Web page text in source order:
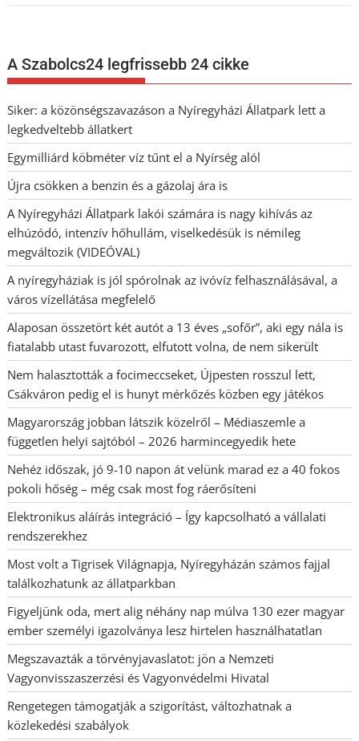
A Szabolcs24 legfrissebb 24 cikke
Siker: a közönségszavazáson a Nyíregyházi Állatpark lett a
legkedveltebb állatkert
Egymilliárd köbméter víz tűnt el a Nyírség alól
Újra csökken a benzin és a gázolaj ára is
A Nyíregyházi Állatpark lakói számára is nagy kihívás az
elhúzódó, intenzív hőhullám, viselkedésük is némileg
megváltozik (VIDEÓVAL)
A nyíregyháziak is jól spórolnak az ivóvíz felhasználásával, a
város vízellátása megfelelő
Alaposan összetört két autót a 13 éves „sofőr”, aki egy nála is
fiatalabb utast fuvarozott, elfutott volna, de nem sikerült
Nem halasztották a focimeccseket, Újpesten rosszul lett,
Csákváron pedig el is hunyt mérkőzés közben egy játékos
Magyarország jobban látszik közelről – Médiaszemle a
független helyi sajtóból – 2026 harmincegyedik hete
Nehéz időszak, jó 9-10 napon át velünk marad ez a 40 fokos
pokoli hőség – még csak most fog ráerősíteni
Elektronikus aláírás integráció – Így kapcsolható a vállalati
rendszerekhez
Most volt a Tigrisek Világnapja, Nyíregyházán számos fajjal
találkozhatunk az állatparkban
Figyeljünk oda, mert alig néhány nap múlva 130 ezer magyar
ember személyi igazolványa lesz hirtelen használhatatlan
Megszavazták a törvényjavaslatot: jön a Nemzeti
Vagyonvisszaszerzési és Vagyonvédelmi Hivatal
Rengetegen támogatják a szigorítást, változhatnak a
közlekedési szabályok